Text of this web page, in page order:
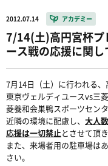
2012.07.14 アカデミー
7/14(土)高円宮杯プ
ース戦の応援に関し
7月14日（土）に行われる、
東京ヴェルディユースvs三
菱養和会巣鴨スポーツセンタ
近隣の環境に配慮し、 大人
応援は一切禁止とさせて頂
また、来場者用の駐車場は
さい。